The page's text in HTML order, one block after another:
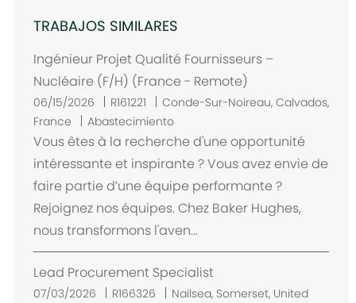
TRABAJOS SIMILARES
Ingénieur Projet Qualité Fournisseurs –
Nucléaire (F/H) (France - Remote)
06/15/2026 R161221
U
b
i
c
i
ó
n
Conde-Sur-Noireau, Calvados,
France
Abastecimiento
Vous êtes à la recherche d'une opportunité
intéressante et inspirante ? Vous avez envie de
faire partie d’une équipe performante ?
Rejoignez nos équipes. Chez Baker Hughes,
nous transformons l'aven...
Lead Procurement Specialist
07/03/2026 R166326
U
Nailsea, Somerset, United